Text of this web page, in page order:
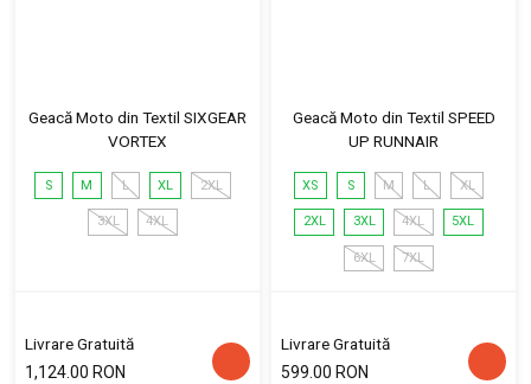
Geacă Moto din Textil SIXGEAR
VORTEX
S M L XL 2XL
3XL 4XL
Livrare Gratuită
1,124.00 RON
Geacă Moto din Textil SPEED
UP RUNNAIR
XS S M L XL
2XL 3XL 4XL 5XL
6XL 7XL
Livrare Gratuită
599.00 RON